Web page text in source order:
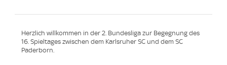
Herzlich willkommen in der 2. Bundesliga zur Begegnung des
16. Spieltages zwischen dem Karlsruher SC und dem SC
Paderborn.